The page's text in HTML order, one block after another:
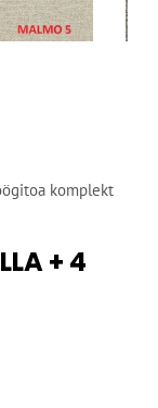
komplekt
+ 4